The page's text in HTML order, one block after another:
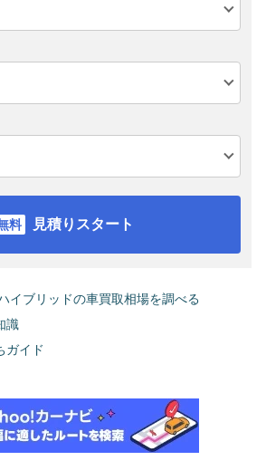
見積りスタート
イブリッドの車買取相場を調べる
識
ガイド